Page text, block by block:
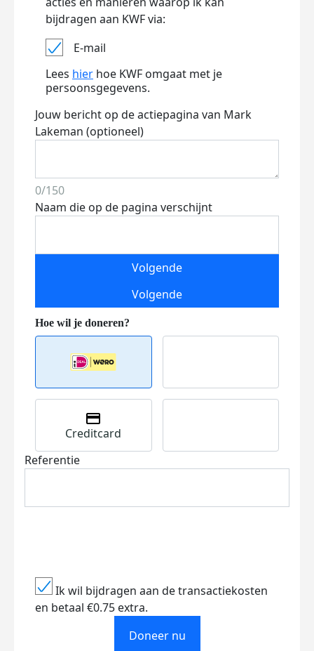
bijdragen aan KWF via:
E-mail
Lees hier hoe KWF omgaat met je
persoonsgegevens.
Jouw bericht op de actiepagina van Mark
Lakeman (optioneel)
0/150
Naam die op de pagina verschijnt
Volgende
Volgende
Creditcard
Referentie
Ik wil bijdragen aan de transactiekosten
en betaal €0.75 extra.
Doneer nu